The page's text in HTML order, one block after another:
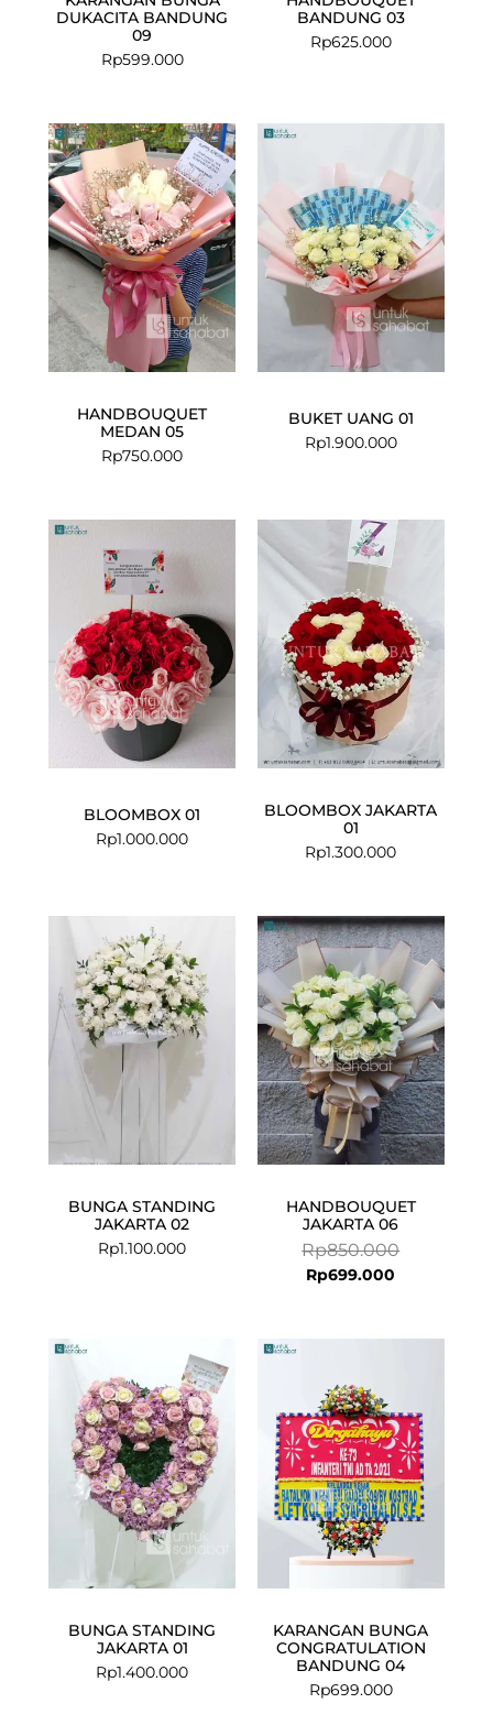
DUKACITA BANDUNG
09
Rp599.000
BANDUNG 03
Rp625.000
HANDBOUQUET
MEDAN 05
Rp750.000
BUKET UANG 01
Rp1.900.000
BLOOMBOX 01
Rp1.000.000
BLOOMBOX JAKARTA
01
Rp1.300.000
BUNGA STANDING
JAKARTA 02
Rp1.100.000
HANDBOUQUET
JAKARTA 06
Rp850.000
Original
price
was:
Rp850.000.
Rp699.000
Current
price
is:
Rp699.000.
BUNGA STANDING
JAKARTA 01
Rp1.400.000
KARANGAN BUNGA
CONGRATULATION
BANDUNG 04
Rp699.000